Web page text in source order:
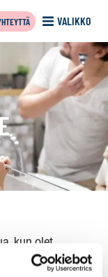
VALIKKO
kun olet
tai haluat tehdä